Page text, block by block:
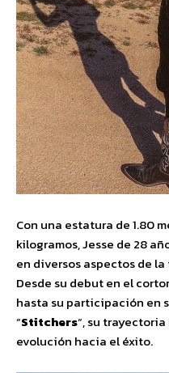
Con una estatura de 1.80
kilogramos, Jesse de 28
en diversos aspectos de
Desde su debut en el
hasta su participación en
“Stitchers“, su
evolución hacia el éxito.